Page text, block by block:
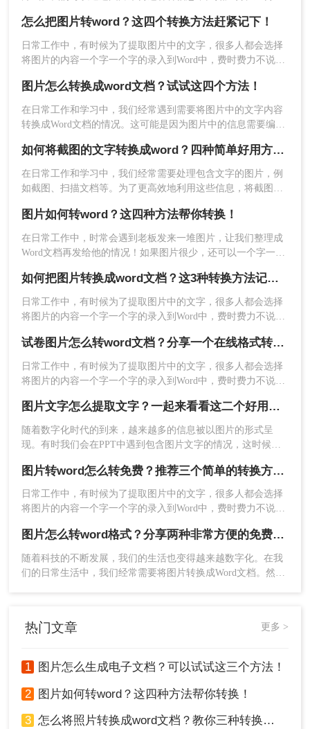
复制、分享、翻译。
处理，这时候就需要把图片中的文字转换成word文档。下面给
大家介绍四种常见的方法，帮助你解决图片如何成为word文
档，一起来学习吧！
怎么把图片转word？这四个转换方法赶紧记下！
日常工作中，有时候为了提取图片中的文字，很多人都会选择
将图片的内容一个字一个字的录入到Word中，费时费力不说，
是有很多快速且好用的方法的，今天就来教大家怎么把图片转
word。
图片怎么转换成word文档？试试这四个方法！
在日常工作和学习中，我们经常遇到需要将图片中的文字内容
转换成Word文档的情况。这可能是因为图片中的信息需要编
效。幸运的是，随着技术的发展，现在有多种方法可以将图片
转换成Word文档，让这一过程变得简单快捷。本文将为您详细
介绍图片怎么转换成word文档，包括使用OCR技术、在线转换
如何将截图的文字转换成word？四种简单好用方法分享！
在日常工作和学习中，我们经常需要处理包含文字的图片，例
如截图、扫描文档等。为了更高效地利用这些信息，将截图中
word呢？本文将介绍四种提取截图文字的方法，帮助你轻松应
对各种场景。
图片如何转word？这四种方法帮你转换！
在日常工作中，时常会遇到老板发来一堆图片，让我们整理成
Word文档再发给他的情况！如果图片很少，还可以一个字一个
得力不从心了！该怎么办呢？下面转转师妹就教大家四个图片
如何转word方法！
如何把图片转换成word文档？这3种转换方法记得收藏！
日常工作中，有时候为了提取图片中的文字，很多人都会选择
将图片的内容一个字一个字的录入到Word中，费时费力不说，
是有很多快速且好用的方法的，今天就来教大家如何把图片转
换成word文档。
试卷图片怎么转word文档？分享一个在线格式转换的方法！
日常工作中，有时候为了提取图片中的文字，很多人都会选择
将图片的内容一个字一个字的录入到Word中，费时费力不说，
是有很多快速且好用的方法的，今天就来教大家试卷图片怎么
转word文档。
图片文字怎么提取文字？一起来看看这二个好用的方法！
随着数字化时代的到来，越来越多的信息被以图片的形式呈
现。有时我们会在PPT中遇到包含图片文字的情况，这时候就
么提取文字呢？以下介绍三种提取PPT中图片文字的方法。 图片转word怎么转免费？推荐三个简单的转换方法！
日常工作中，有时候为了提取图片中的文字，很多人都会选择
将图片的内容一个字一个字的录入到Word中，费时费力不说，
是有很多快速且好用的方法的，今天就来教大家图片转word怎
么转免费。
图片怎么转word格式？分享两种非常方便的免费方法！
随着科技的不断发展，我们的生活也变得越来越数字化。在我
们的日常生活中，我们经常需要将图片转换成Word文档。然
热门文章 更多 >
1 图片怎么生成电子文档？可以试试这三个方法！
2 图片如何转word？这四种方法帮你转换！
3 怎么将照片转换成word文档？教你三种转换方法！